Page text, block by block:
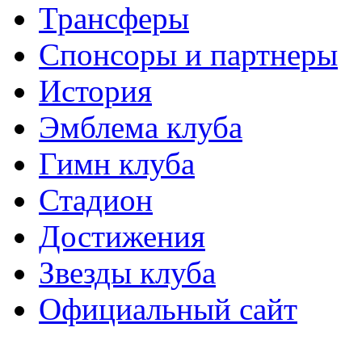
Трансферы
Спонсоры и партнеры
История
Эмблема клуба
Гимн клуба
Стадион
Достижения
Звезды клуба
Официальный сайт